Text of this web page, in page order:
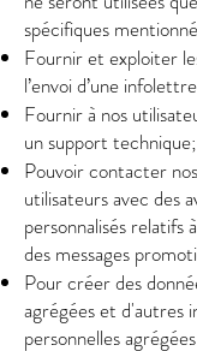
spécifiques
Fournir et exploiter
l’envoi d’une
Fournir à nos
un support technique;
Pouvoir contacter
utilisateurs avec des
personnalisés relatifs
des messages
Pour créer des
agrégées et d'autres
personnelles